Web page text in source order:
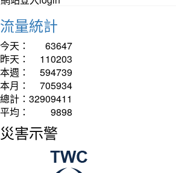
流量統計
今天：
63647
昨天：
110203
本週：
594739
本月：
705934
總計： 32909411
平均：
9898
災害示警